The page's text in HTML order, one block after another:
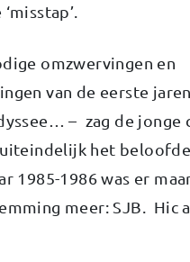
omzwervingen en
van de eerste
– zag de jonge
het
1985-1986 was er
meer: SJB. Hic